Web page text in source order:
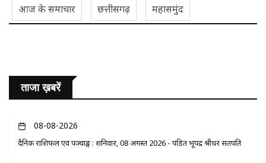
आज के समाचार छत्तीसगढ़ महासमुंद
ताजा ख़बरें
08-08-2026
दैनिक राशिफल एवं पञ्चाङ्ग : शनिवार, 08 अगस्त 2026 - पंडित भूपेंद्र श्रीधर सतपति